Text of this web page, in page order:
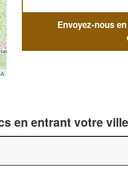
Envoyez-nous
en entrant votre